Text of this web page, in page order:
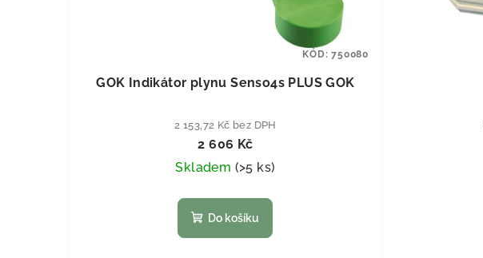
GOK Indikátor plynu Senso4s PLUS GOK
2 153,72 Kč bez DPH
2 606 Kč
Skladem (>5 ks)
Do košíku
KÓD:750080